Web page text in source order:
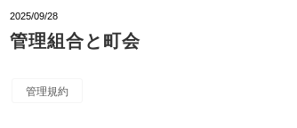
2025/09/28
管理組合と町会
管理規約